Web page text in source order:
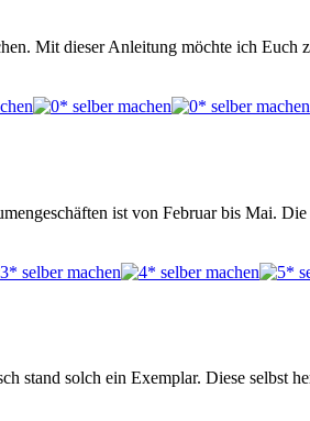
Mit dieser Anleitung möchte ich Euch
ist von Februar bis Mai.
stand solch ein Exemplar. Diese selbst